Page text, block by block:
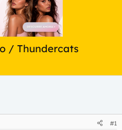
/ Thundercats
#1